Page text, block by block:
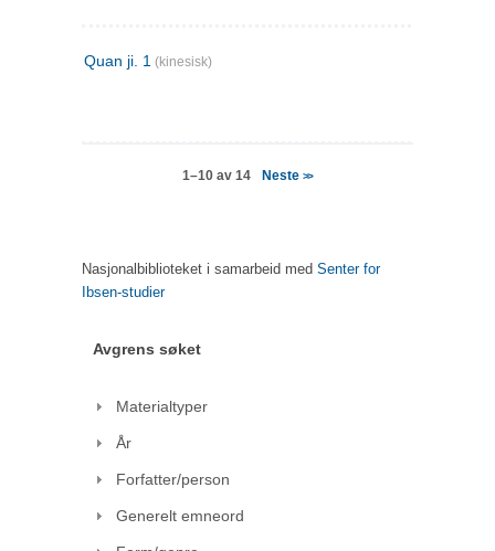
Quan ji. 1 (kinesisk)
1–10 av 14 Neste>>
Nasjonalbiblioteket i samarbeid med Senter for
Ibsen-studier
Avgrens søket
Materialtyper
År
Forfatter/person
Generelt emneord